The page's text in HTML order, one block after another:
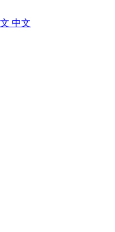
中文